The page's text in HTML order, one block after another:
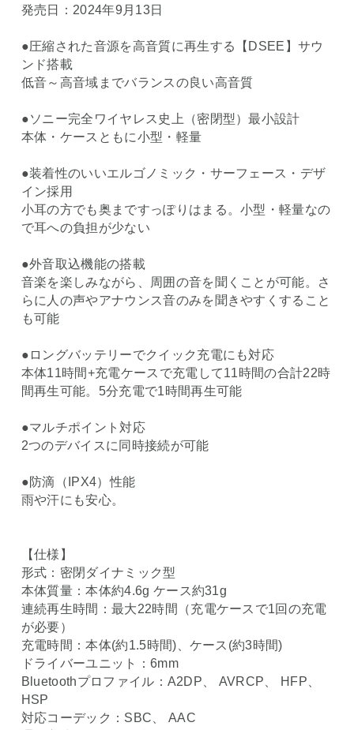
発売日：2024年9月13日
●圧縮された音源を高音質に再生する【DSEE】サウ
ンド搭載
低音～高音域までバランスの良い高音質
●ソニー完全ワイヤレス史上（密閉型）最小設計
本体・ケースともに小型・軽量
●装着性のいいエルゴノミック・サーフェース・デザ
イン採用
小耳の方でも奥まですっぽりはまる。小型・軽量なの
で耳への負担が少ない
●外音取込機能の搭載
音楽を楽しみながら、周囲の音を聞くことが可能。さ
らに人の声やアナウンス音のみを聞きやすくすること
も可能
●ロングバッテリーでクイック充電にも対応
本体11時間+充電ケースで充電して11時間の合計22時
間再生可能。5分充電で1時間再生可能
●マルチポイント対応
2つのデバイスに同時接続が可能
●防滴（IPX4）性能
雨や汗にも安心。
【仕様】
形式：密閉ダイナミック型
本体質量：本体約4.6g ケース約31g
連続再生時間：最大22時間（充電ケースで1回の充電
が必要）
充電時間：本体(約1.5時間)、ケース(約3時間)
ドライバーユニット：6mm
Bluetoothプロファイル：A2DP、 AVRCP、 HFP、
HSP
対応コーデック：SBC、 AAC